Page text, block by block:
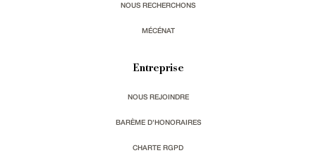
NOUS RECHERCHONS
MÉCÉNAT
Entreprise
NOUS REJOINDRE
BARÈME D'HONORAIRES
CHARTE RGPD